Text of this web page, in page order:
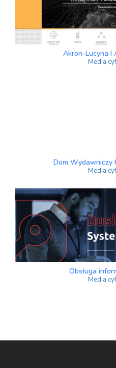
Akron-Lucyna I
Media
Dom Wydawniczy
Media
Obsługa
Media